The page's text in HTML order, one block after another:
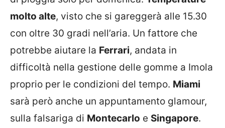
molto alte, visto che si gareggerà alle 15.30
con oltre 30 gradi nell’aria. Un fattore che
potrebbe aiutare la Ferrari, andata in
difficoltà nella gestione delle gomme a Imola
proprio per le condizioni del tempo. Miami
sarà però anche un appuntamento glamour,
sulla falsariga di Montecarlo e Singapore.